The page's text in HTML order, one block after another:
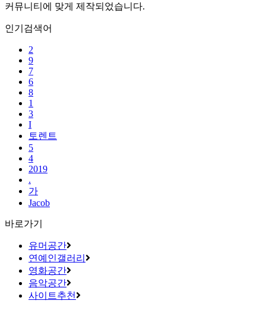
커뮤니티에 맞게 제작되었습니다.
인기검색어
2
9
7
6
8
1
3
I
토렌트
5
4
2019
.
가
Jacob
바로가기
유머공간
연예인갤러리
영화공간
음악공간
사이트추천